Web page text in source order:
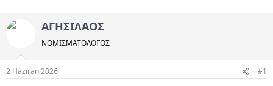
ΑΓΗΣΙΛΑΟΣ
ΝΟΜΙΣΜΑΤΟΛOΓΟΣ
2 Haziran 2026 #1